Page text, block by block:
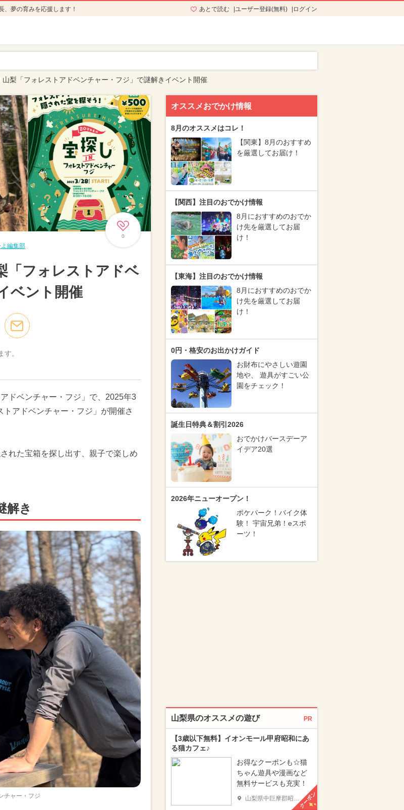
、夢の育みを応援します！ あとで読む ユーザー登録(無料) ログイン
梨「フォレストアドベンチャー・フジ」で謎解きイベント開催
0
編集部
「フォレストアドベ
ベント開催
。
ドベンチャー・フジ」で、2025年3
アドベンチャー・フジ」が開催さ
れた宝箱を探し出す、親子で楽しめ
解き
チャー・フジ
オススメおでかけ情報
8月のオススメはコレ！
【関東】8月のおすすめ
を厳選してお届け！
【関西】注目のおでかけ情報
8月におすすめのおでか
け先を厳選してお届
け！
【東海】注目のおでかけ情報
8月におすすめのおでか
け先を厳選してお届
け！
0円・格安のお出かけガイド
お財布にやさしい遊園
地や、 遊具がすごい公
園をチェック！
誕生日特典＆割引2026
おでかけバースデーア
イデア20選
2026年ニューオープン！
ポケパーク！バイク体
験！ 宇宙兄弟！eスポ
ーツ！
山梨県のオススメの遊び PR
【3歳以下無料】イオンモール甲府昭和にあ
る猫カフェ♪
お得なクーポンも☆猫
ちゃん遊具や漫画など
無料サービスも充実！
山梨県中巨摩郡昭和町 クーポン